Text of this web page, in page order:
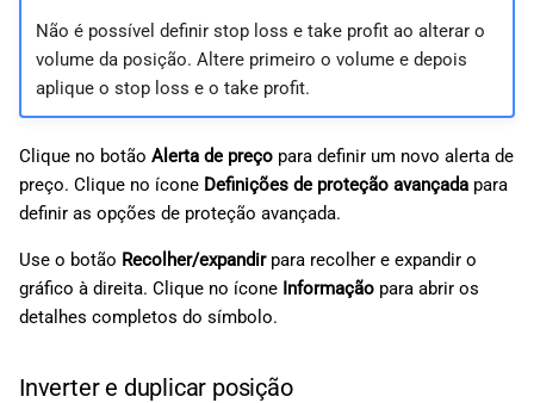
Não é possível definir stop loss e take profit ao alterar o
volume da posição. Altere primeiro o volume e depois
aplique o stop loss e o take profit.
Clique no botão Alerta de preço para definir um novo alerta de
preço. Clique no ícone Definições de proteção avançada para
definir as opções de proteção avançada.
Use o botão Recolher/expandirpara recolher e expandir o
gráfico à direita. Clique no ícone Informação para abrir os
detalhes completos do símbolo.
Inverter e duplicar posição